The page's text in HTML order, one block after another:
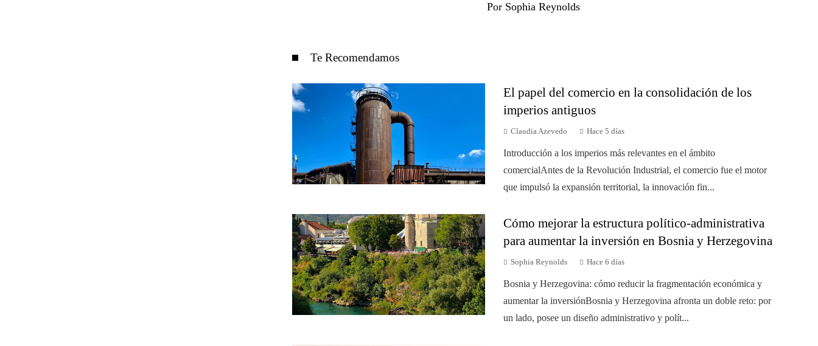
Por Sophia Reynolds
Te Recomendamos
El papel del comercio en la consolidación de los
imperios antiguos
Claudia Azevedo Hace 5 días
Introducción a los imperios más relevantes en el ámbito
comercialAntes de la Revolución Industrial, el comercio fue el motor
que impulsó la expansión territorial, la innovación fin...
Cómo mejorar la estructura político-administrativa
para aumentar la inversión en Bosnia y Herzegovina
Sophia Reynolds Hace 6 días
Bosnia y Herzegovina: cómo reducir la fragmentación económica y
aumentar la inversiónBosnia y Herzegovina afronta un doble reto: por
un lado, posee un diseño administrativo y polít...